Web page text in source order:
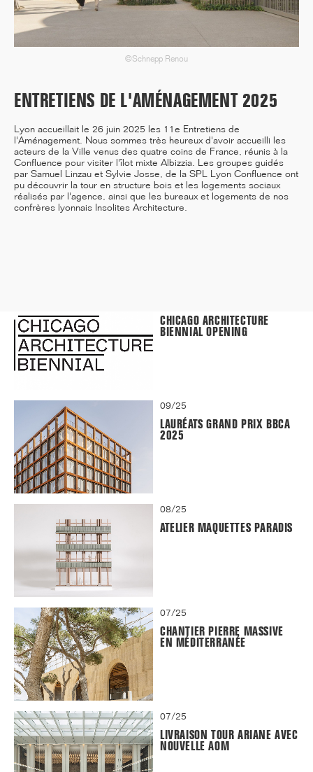
INAUGURATION DES BUREAUX
11/25
SALPÊTRIÈRE : PROJET
LAURÉAT
11/25
CHICAGO ARCHITECTURE
BIENNIAL OPENING
09/25
LAURÉATS GRAND PRIX BBCA
2025
08/25
ATELIER MAQUETTES PARADIS
07/25
CHANTIER PIERRE MASSIVE
EN MÉDITERRANÉE
07/25
LIVRAISON TOUR ARIANE AVEC
NOUVELLE AOM
©Schnepp Renou
ENTRETIENS DE L'AMÉNAGEMENT 2025
Lyon accueillait le 26 juin 2025 les 11e Entretiens de
l'Aménagement. Nous sommes très heureux d'avoir accueilli les
acteurs de la Ville venus des quatre coins de France, réunis à la
Confluence pour visiter l'îlot mixte Albizzia. Les groupes guidés
par Samuel Linzau et Sylvie Josse, de la SPL Lyon Confluence ont
pu découvrir la tour en structure bois et les logements sociaux
réalisés par l'agence, ainsi que les bureaux et logements de nos
confrères lyonnais Insolites Architecture.